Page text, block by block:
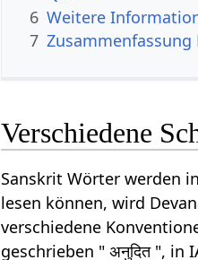
6 Weitere
7
Verschiedene
Sanskrit Wörter werden
lesen können, wird
verschiedene
geschrieben " अनुदित ",